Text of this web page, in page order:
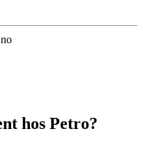
hos Petro?